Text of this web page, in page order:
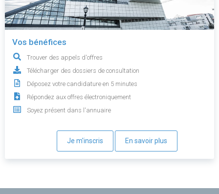
Vos bénéfices
Trouver des appels d'offres
Télécharger des dossiers de consultation
Déposez votre candidature en 5 minutes
Répondez aux offres électroniquement
Soyez présent dans l'annuaire
Je m'inscris En savoir plus